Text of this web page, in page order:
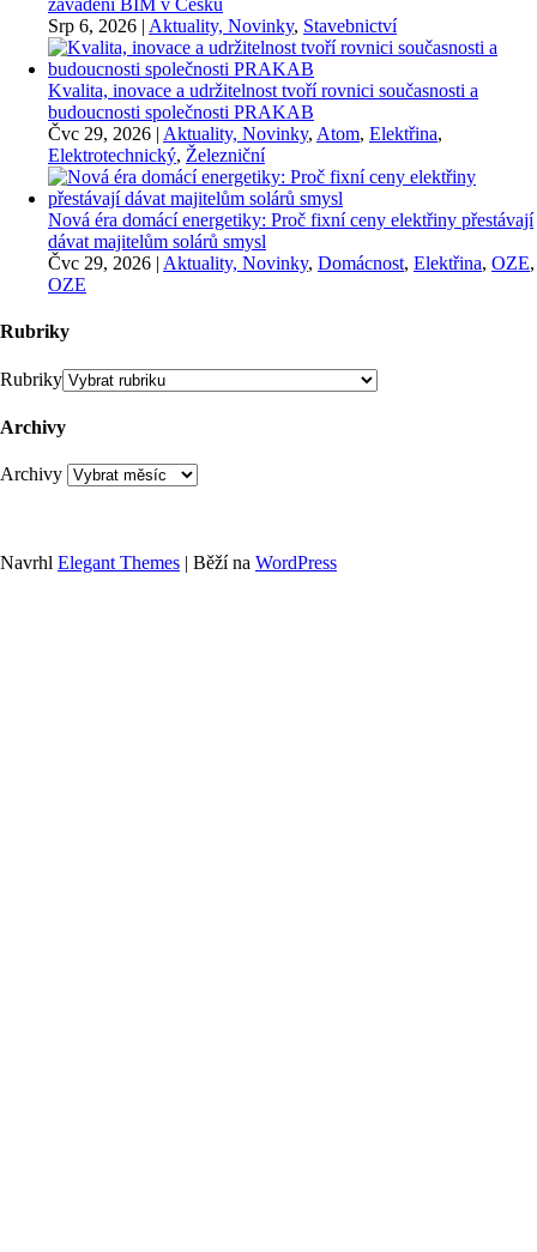
zavádění BIM v Česku
Srp 6, 2026 | Aktuality, Novinky, Stavebnictví
Kvalita, inovace a udržitelnost tvoří rovnici současnosti a
budoucnosti společnosti PRAKAB
Čvc 29, 2026 | Aktuality, Novinky, Atom, Elektřina,
Elektrotechnický, Železniční
Nová éra domácí energetiky: Proč fixní ceny elektřiny přestávají
dávat majitelům solárů smysl
Čvc 29, 2026 | Aktuality, Novinky, Domácnost, Elektřina, OZE,
OZE
Rubriky
Rubriky
Archivy
Archivy
Navrhl Elegant Themes | Běží na WordPress